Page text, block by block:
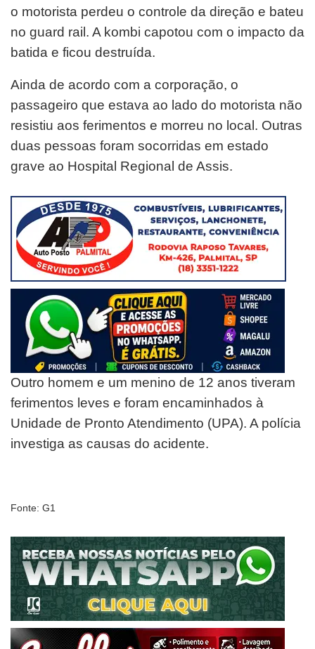
o motorista perdeu o controle da direção e bateu
no guard rail. A kombi capotou com o impacto da
batida e ficou destruída.
Ainda de acordo com a corporação, o
passageiro que estava ao lado do motorista não
resistiu aos ferimentos e morreu no local. Outras
duas pessoas foram socorridas em estado
grave ao Hospital Regional de Assis.
Outro homem e um menino de 12 anos tiveram
ferimentos leves e foram encaminhados à
Unidade de Pronto Atendimento (UPA). A polícia
investiga as causas do acidente.
Fonte: G1